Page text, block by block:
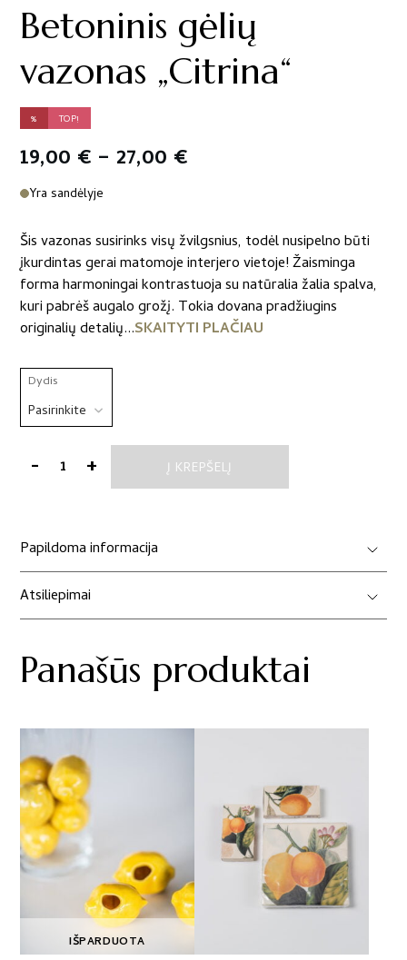
Betoninis gėlių
vazonas „Citrina“
% TOP!
19,00 € – 27,00 €
19,00 €
through
27,00 €
Yra sandėlyje
Šis vazonas susirinks visų žvilgsnius, todėl nusipelno būti
įkurdintas gerai matomoje interjero vietoje! Žaisminga
forma harmoningai kontrastuoja su natūralia žalia spalva,
kuri pabrėš augalo grožį. Tokia dovana pradžiugins
originalių detalių...SKAITYTI PLAČIAU
Dydis
-produkto
gėlių
vazonas
„Citrina“
+ Į KREPŠELĮ
Papildoma informacija
Atsiliepimai
Panašūs produktai
IŠPARDUOTA